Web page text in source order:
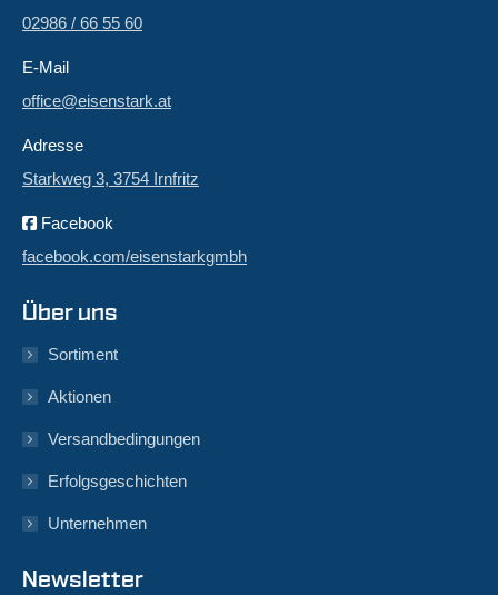
02986 / 66 55 60
E-Mail
office@eisenstark.at
Adresse
Starkweg 3, 3754 Irnfritz
Facebook
facebook.com/eisenstarkgmbh
Über uns
Sortiment
Aktionen
Versandbedingungen
Erfolgsgeschichten
Unternehmen
Newsletter